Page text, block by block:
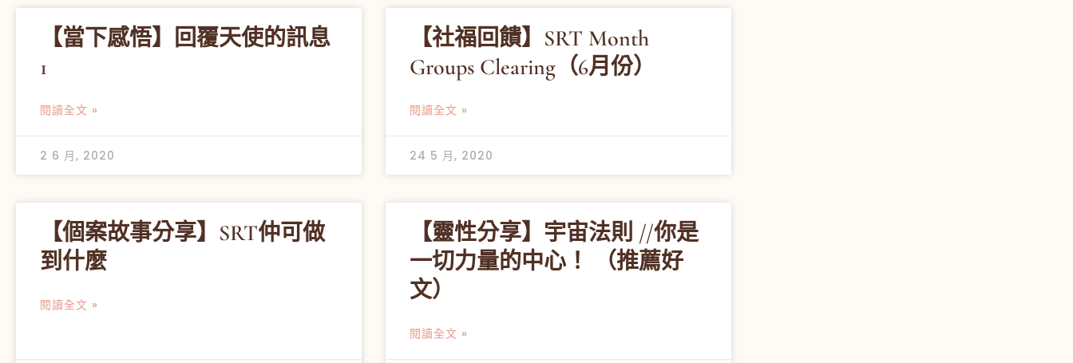
【當下感悟】回覆天使的訊息
1
閱讀全文 »
2 6 月, 2020
【社福回饋】SRT Month
Groups Clearing（6月份）
閱讀全文 »
24 5 月, 2020
【個案故事分享】SRT仲可做
到什麼
閱讀全文 »
【靈性分享】宇宙法則 //你是
一切力量的中心！ （推薦好
文）
閱讀全文 »